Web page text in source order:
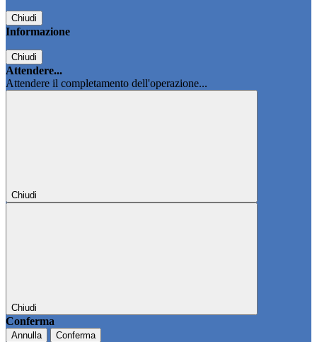
Chiudi
Informazione
Chiudi
Attendere...
Attendere il completamento dell'operazione...
Chiudi
Chiudi
Conferma
Annulla Conferma